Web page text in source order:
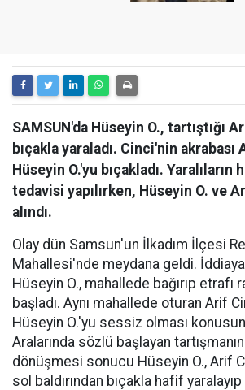
SAMSUN'da Hüseyin O., tartıştığı
bıçakla yaraladı. Cinci'nin akrabası
Hüseyin O.'yu bıçakladı. Yaralıların
tedavisi yapılırken, Hüseyin O. ve
alındı.
Olay dün Samsun'un İlkadım İlçesi
Mahallesi'nde meydana geldi.
Hüseyin O., mahallede bağırıp etrafı
başladı. Aynı mahallede oturan Arif
Hüseyin O.'yu sessiz olması
Aralarında sözlü başlayan
dönüşmesi sonucu Hüseyin O., Arif
sol baldırından bıçakla hafif